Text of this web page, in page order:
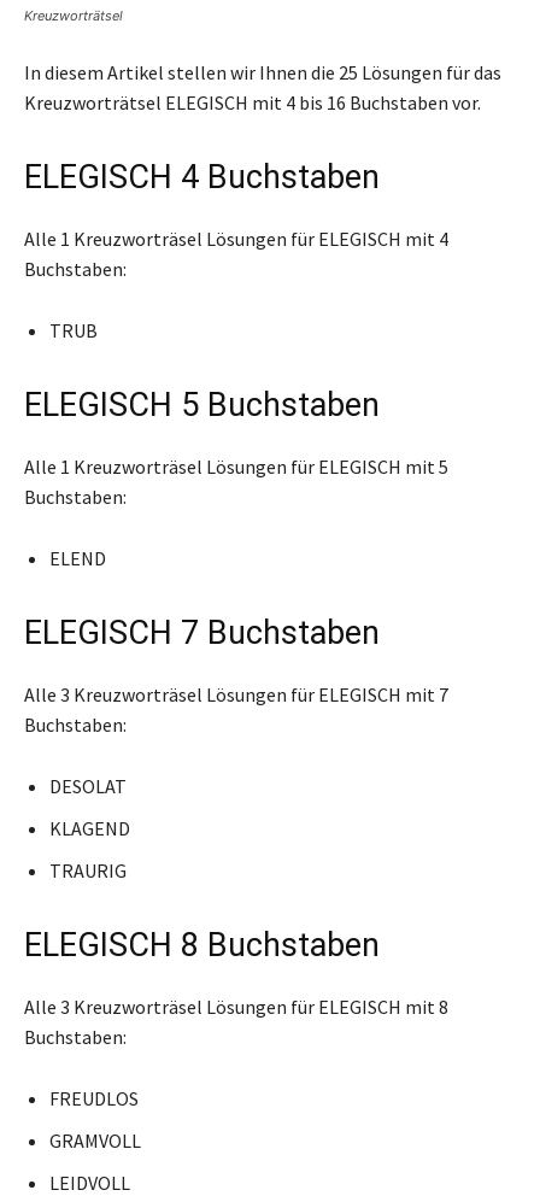
Kreuzworträtsel
In diesem Artikel stellen wir Ihnen die 25 Lösungen für das
Kreuzworträtsel ELEGISCH mit 4 bis 16 Buchstaben vor.
ELEGISCH 4 Buchstaben
Alle 1 Kreuzworträsel Lösungen für ELEGISCH mit 4
Buchstaben:
TRUB
ELEGISCH 5 Buchstaben
Alle 1 Kreuzworträsel Lösungen für ELEGISCH mit 5
Buchstaben:
ELEND
ELEGISCH 7 Buchstaben
Alle 3 Kreuzworträsel Lösungen für ELEGISCH mit 7
Buchstaben:
DESOLAT
KLAGEND
TRAURIG
ELEGISCH 8 Buchstaben
Alle 3 Kreuzworträsel Lösungen für ELEGISCH mit 8
Buchstaben:
FREUDLOS
GRAMVOLL
LEIDVOLL